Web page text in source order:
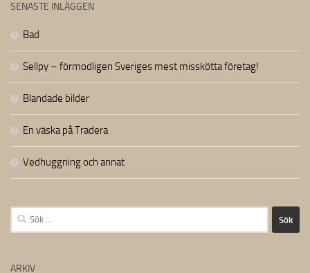
SENASTE INLÄGGEN
Bad
Sellpy – förmodligen Sveriges mest misskötta företag!
Blandade bilder
En väska på Tradera
Vedhuggning och annat
Sök
efter:
ARKIV